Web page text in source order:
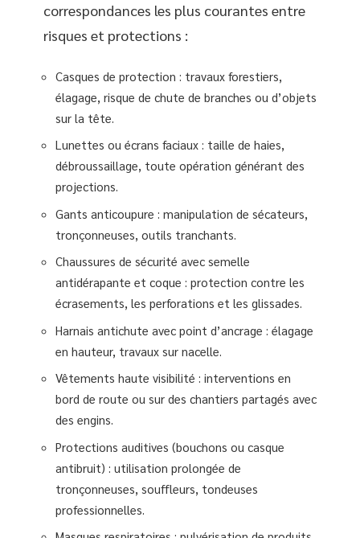
correspondances les plus courantes entre
risques et protections :
Casques de protection : travaux forestiers,
élagage, risque de chute de branches ou d’objets
sur la tête.
Lunettes ou écrans faciaux : taille de haies,
débroussaillage, toute opération générant des
projections.
Gants anticoupure : manipulation de sécateurs,
tronçonneuses, outils tranchants.
Chaussures de sécurité avec semelle
antidérapante et coque : protection contre les
écrasements, les perforations et les glissades.
Harnais antichute avec point d’ancrage : élagage
en hauteur, travaux sur nacelle.
Vêtements haute visibilité : interventions en
bord de route ou sur des chantiers partagés avec
des engins.
Protections auditives (bouchons ou casque
antibruit) : utilisation prolongée de
tronçonneuses, souffleurs, tondeuses
professionnelles.